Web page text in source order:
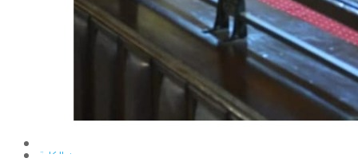
الميكروبيولوجيا الزراعية
الهندسة الزراعية
الوراثة
البرامج التعليمية
برامج اللغة العربية
برامج اللغة الانجليزية
عن الكلية